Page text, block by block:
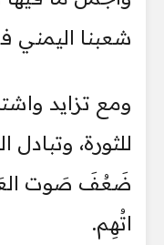
شعبنا اليمني
ومع تزايد
للثورة،
ضَعُفَ صَوت
اتُهِم.